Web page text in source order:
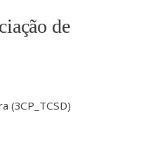
de
(3CP_TCSD)